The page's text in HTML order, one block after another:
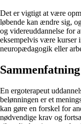
Det er vigtigt at være
løbende kan ændre sig,
og videreuddannelse for
eksempelvis være kurser
neuropædagogik eller
Sammenfatning
En ergoterapeut
belønningen er et
kan gøre en forskel for
nødvendige krav og